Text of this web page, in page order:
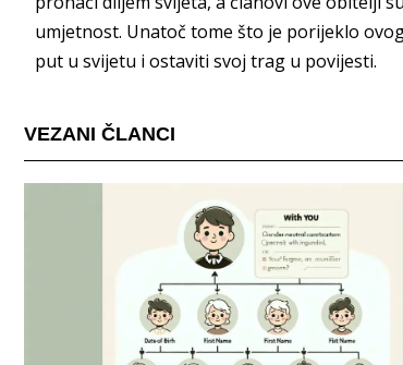
umjetnost. Unatoč tome što je porijeklo
put u svijetu i ostaviti svoj trag u povijesti.
VEZANI ČLANCI